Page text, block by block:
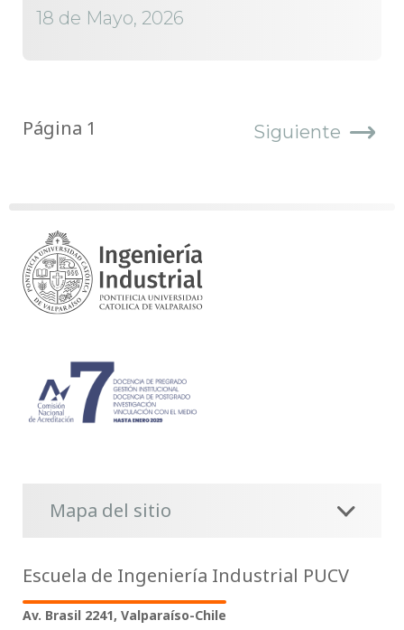
18 de Mayo, 2026
Página 1 Siguiente
Mapa del sitio
Escuela de Ingeniería Industrial PUCV
Av. Brasil 2241, Valparaíso-Chile